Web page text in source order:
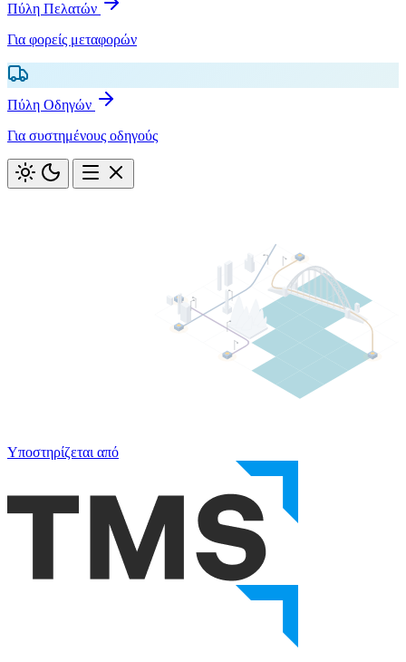
Πύλη Πελατών
Για φορείς μεταφορών
Πύλη Οδηγών
Για συστημένους οδηγούς
Υποστηρίζεται από